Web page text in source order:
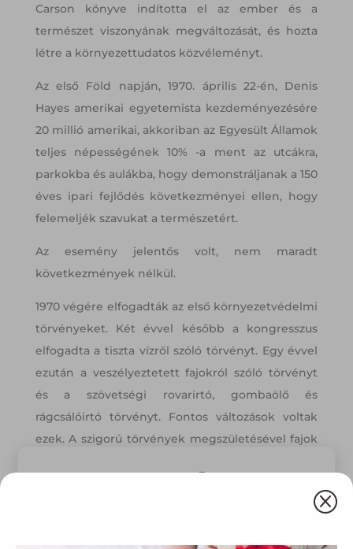
Carson könyve indította el az ember és a
természet viszonyának megváltozását, és hozta
létre a környezettudatos közvéleményt.
Az első Föld napján, 1970. április 22-én, Denis
Hayes amerikai egyetemista kezdeményezésére
20 millió amerikai, akkoriban az Egyesült Államok
teljes népességének 10% -a ment az utcákra,
parkokba és aulákba, hogy demonstráljanak a 150
éves ipari fejlődés következményei ellen, hogy
felemeljék szavukat a természetért.
Az esemény jelentős volt, nem maradt
következmények nélkül.
1970 végére elfogadták az első környezetvédelmi
törvényeket. Két évvel később a kongresszus
elfogadta a tiszta vízről szóló törvényt. Egy évvel
ezután a veszélyeztetett fajokról szóló törvényt
és a szövetségi rovarirtó, gombaölő és
rágcsálóirtó törvényt. Fontos változások voltak
ezek. A szigorú törvények megszületésével fajok
rosszabbtól. A törvényeknek köszönhetően többQ